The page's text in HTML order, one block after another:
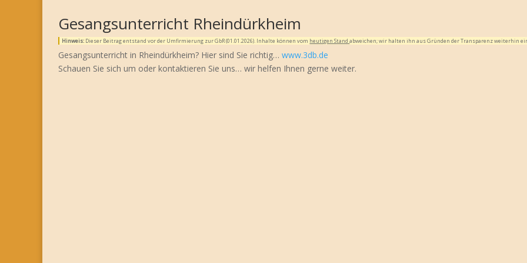
Gesangsunterricht Rheindürkheim
Hinweis: Dieser Beitrag entstand vor der Umfirmierung zur GbR (01.01.2026). Inhalte können vom heutigen Standabweichen; wir halten ihn aus Gründen der Transparenz weiterhin
Gesangsunterricht in Rheindürkheim? Hier sind Sie richtig…www.3db.de
Schauen Sie sich um oder kontaktieren Sie uns… wir helfen Ihnen gerne weiter.